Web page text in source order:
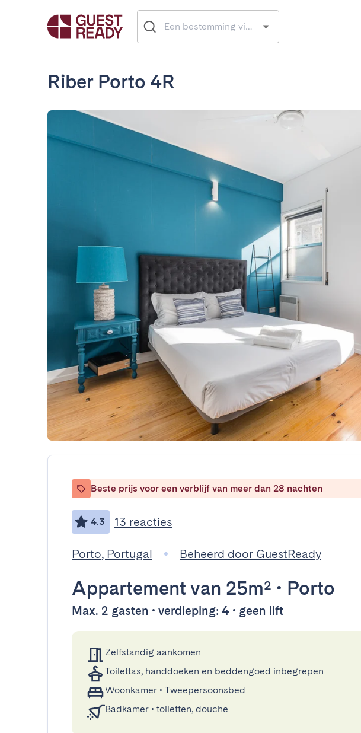
Riber Porto 4R
Beste prijs voor een verblijf van meer dan 28 nachten
4.3 13 reacties
Porto, Portugal Beheerd door GuestReady
Appartement van 25m² • Porto
Max. 2 gasten • verdieping: 4 • geen lift
Zelfstandig aankomen
Toilettas, handdoeken en beddengoed inbegrepen
Woonkamer • Tweepersoonsbed
Badkamer • toiletten, douche